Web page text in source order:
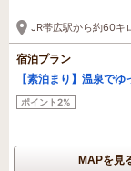
JR帯広駅から約60
宿泊プラン
【素泊まり】温泉で
ポイント2%
MAPを見